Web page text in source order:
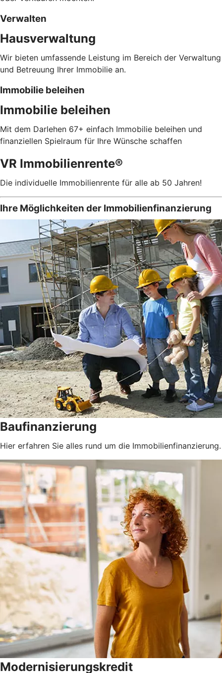
Verwalten
Hausverwaltung
Wir bieten umfassende Leistung im Bereich der Verwaltung
und Betreuung Ihrer Immobilie an.
Immobilie beleihen
Immobilie beleihen
Mit dem Darlehen 67+ einfach Immobilie beleihen und
finanziellen Spielraum für Ihre Wünsche schaffen
VR Immobilienrente®
Die individuelle Immobilienrente für alle ab 50 Jahren!
Ihre Möglichkeiten der Immobilienfinanzierung
Baufinanzierung
Hier erfahren Sie alles rund um die Immobilienfinanzierung.
Modernisierungskredit